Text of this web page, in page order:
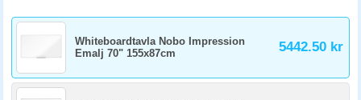
Whiteboardtavla Nobo Impression
Emalj 70" 155x87cm
5442.50 kr